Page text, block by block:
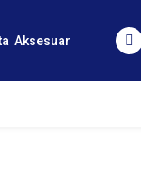
Aksesuar